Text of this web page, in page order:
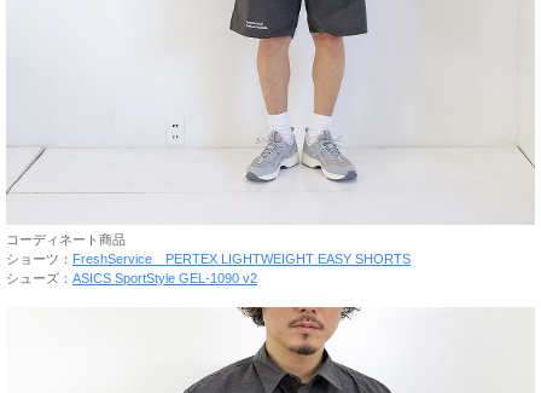
コーディネート商品
ショーツ： FreshService PERTEX LIGHTWEIGHT EASY SHORTS
シューズ： ASICS SportStyle GEL-1090 v2